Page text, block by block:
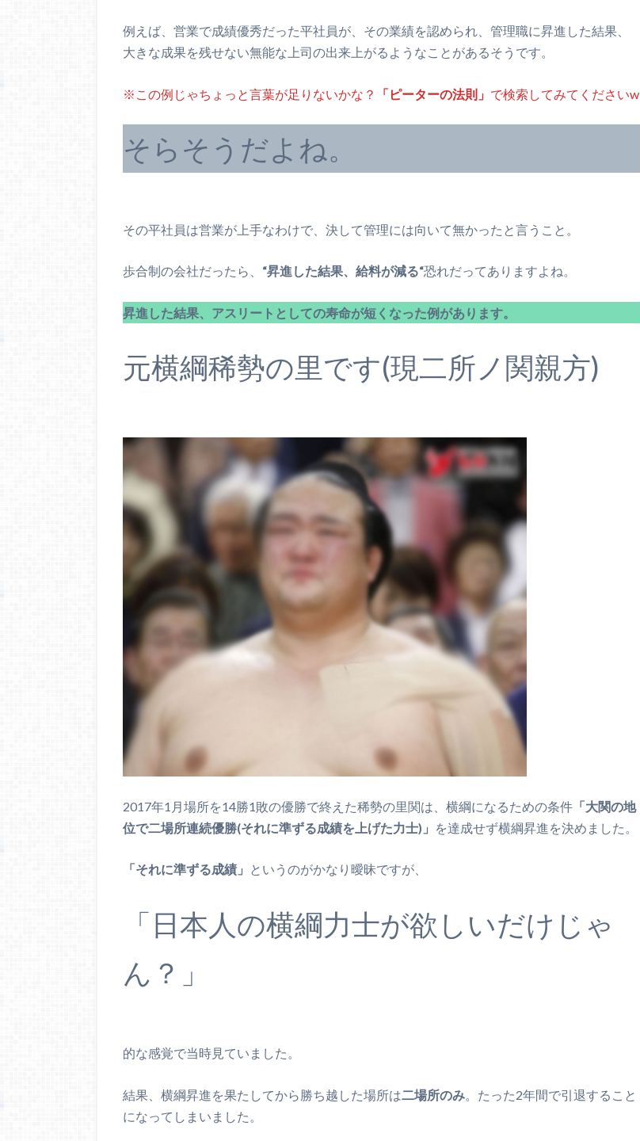
例えば、営業で成績優秀だった平社員が、その業績を認められ、管理職に昇進した結果、
大きな成果を残せない無能な上司の出来上がるようなことがあるそうです。
※この例じゃちょっと言葉が足りないかな？ 「ピーターの法則」 で検索してみてくださいw
そらそうだよね。
その平社員は営業が上手なわけで、決して管理には向いて無かったと言うこと。
歩合制の会社だったら、 “昇進した結果、給料が減る“恐れだってありますよね。
昇進した結果、アスリートとしての寿命が短くなった例があります。
元横綱稀勢の里です(現二所ノ関親方)
2017年1月場所を14勝1敗の優勝で終えた稀勢の里関は、横綱になるための条件 「大関の地
位で二場所連続優勝(それに準ずる成績を上げた力士)」 を達成せず横綱昇進を決めました。
「それに準ずる成績」 というのがかなり曖昧ですが、
「日本人の横綱力士が欲しいだけじゃ
ん？」
的な感覚で当時見ていました。
結果、横綱昇進を果たしてから勝ち越した場所は二場所のみ。たった2年間で引退すること
になってしまいました。